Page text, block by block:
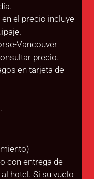
el precio incluye
Vancouver
precio.
en tarjeta de
con entrega de
hotel. Si su vuelo